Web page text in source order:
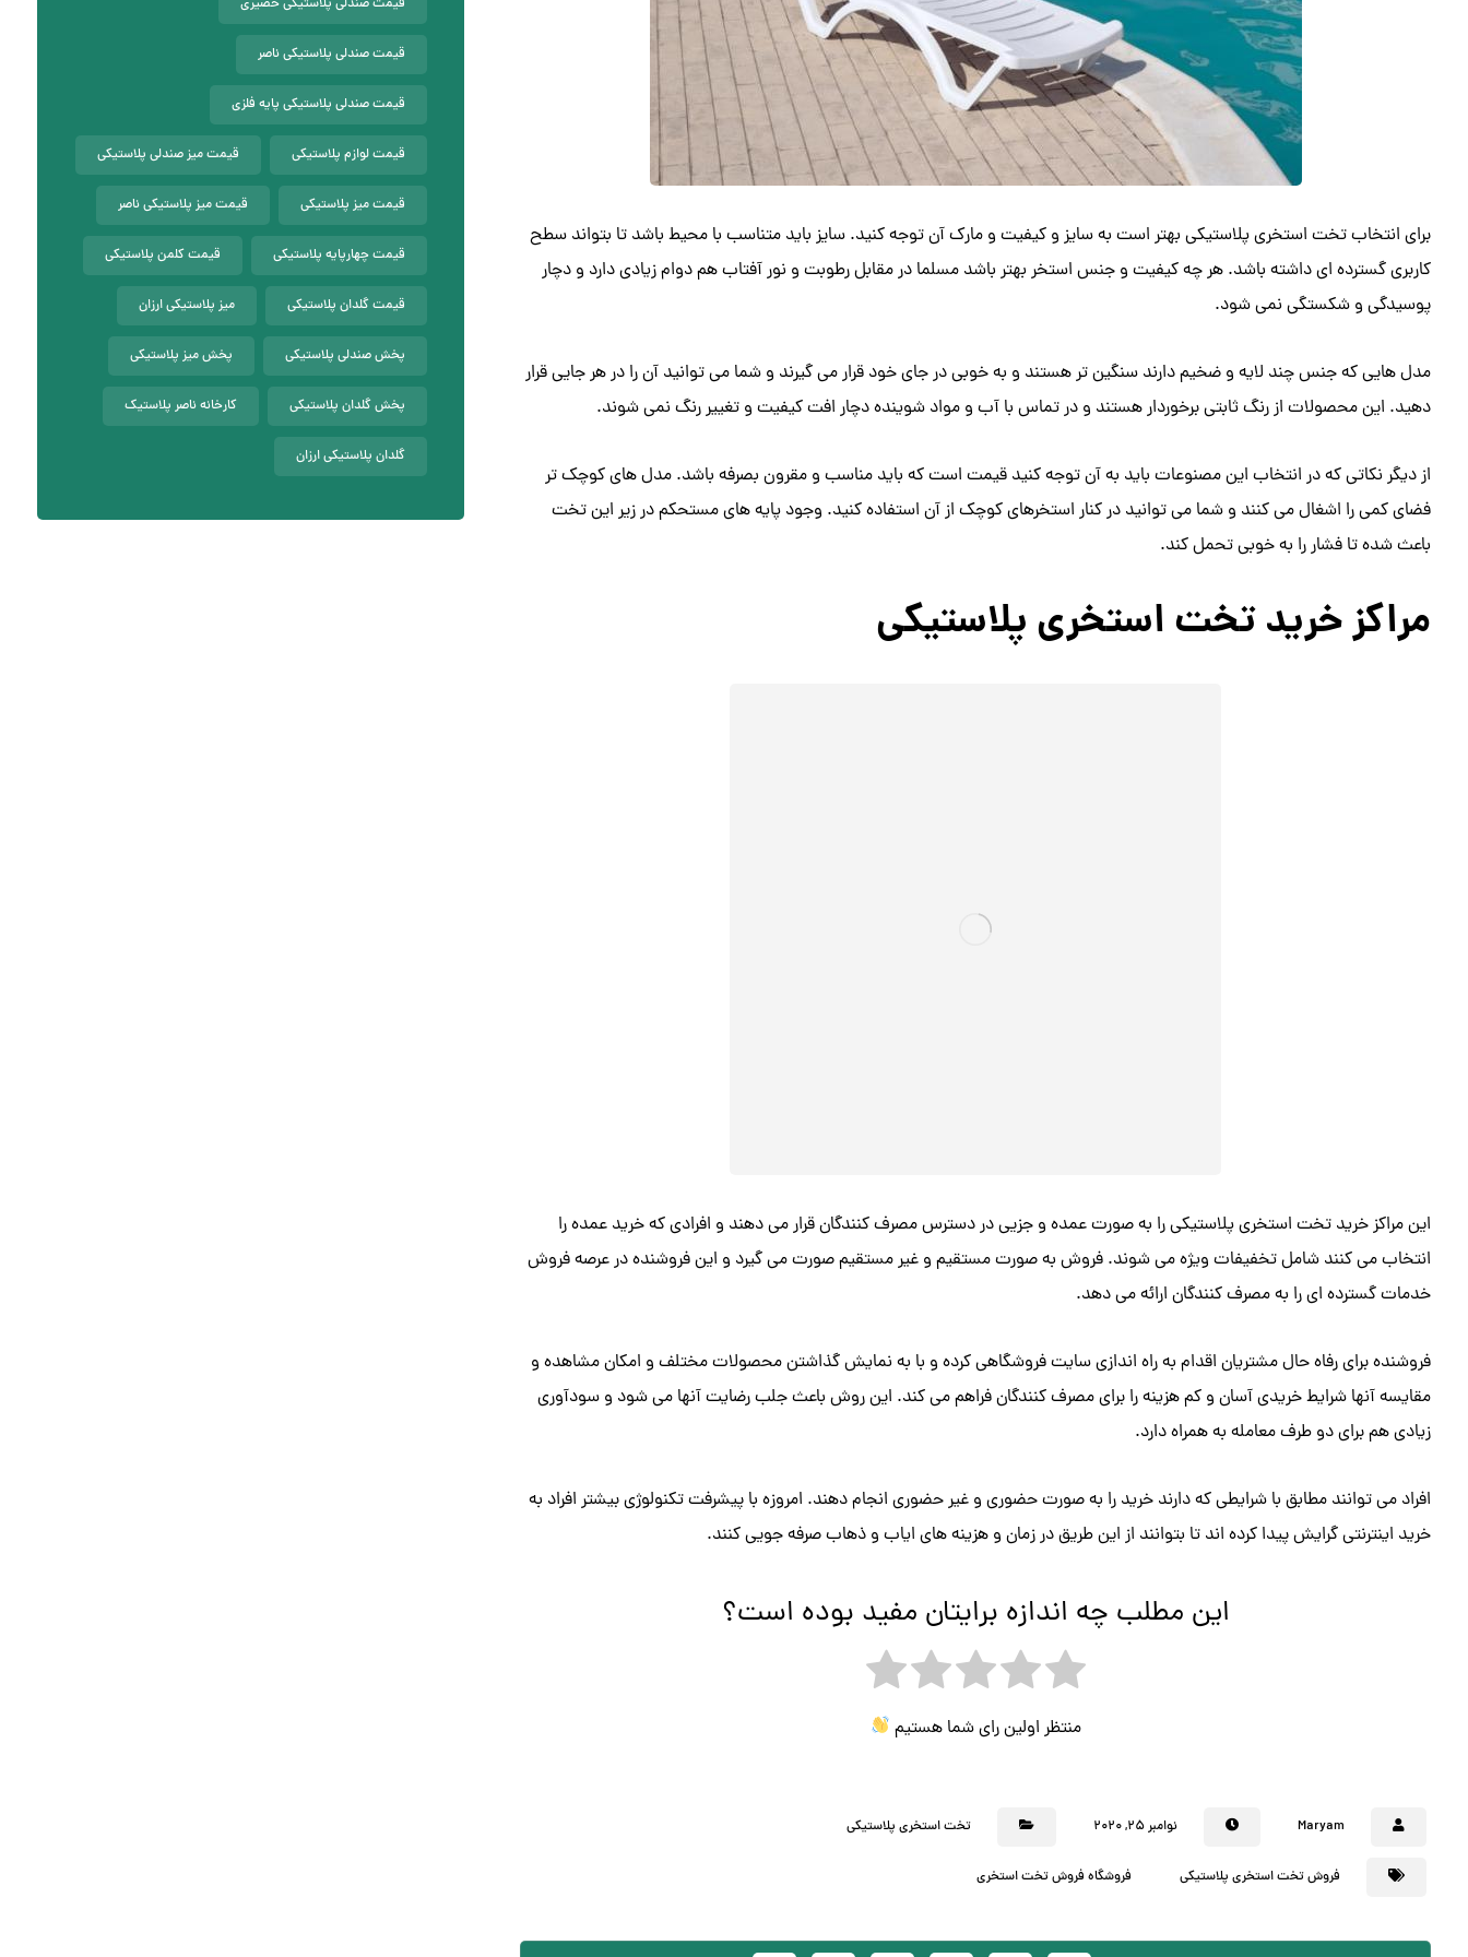
برای انتخاب تخت استخری پلاستیکی بهتر است به سایز و کیفیت و مارک آن توجه کنید. سایز باید متناسب با محیط باشد تا بتواند سطح
کاربری گسترده ای داشته باشد. هر چه کیفیت و جنس استخر بهتر باشد مسلما در مقابل رطوبت و نور آفتاب هم دوام زیادی دارد و دچار
پوسیدگی و شکستگی نمی شود.
مدل هایی که جنس چند لایه و ضخیم دارند سنگین تر هستند و به خوبی در جای خود قرار می گیرند و شما می توانید آن را در هر جایی قرار
دهید. این محصولات از رنگ ثابتی برخوردار هستند و در تماس با آب و مواد شوینده دچار افت کیفیت و تغییر رنگ نمی شوند.
از دیگر نکاتی که در انتخاب این مصنوعات باید به آن توجه کنید قیمت است که باید مناسب و مقرون بصرفه باشد. مدل های کوچک تر
فضای کمی را اشغال می کنند و شما می توانید در کنار استخرهای کوچک از آن استفاده کنید. وجود پایه های مستحکم در زیر این تخت
باعث شده تا فشار را به خوبی تحمل کند.
مراکز خرید تخت استخری پلاستیکی
این مراکز خرید تخت استخری پلاستیکی را به صورت عمده و جزیی در دسترس مصرف کنندگان قرار می دهند و افرادی که خرید عمده را
انتخاب می کنند شامل تخفیفات ویژه می شوند. فروش به صورت مستقیم و غیر مستقیم صورت می گیرد و این فروشنده در عرصه فروش
خدمات گسترده ای را به مصرف کنندگان ارائه می دهد.
فروشنده برای رفاه حال مشتریان اقدام به راه اندازی سایت فروشگاهی کرده و با به نمایش گذاشتن محصولات مختلف و امکان مشاهده و
مقایسه آنها شرایط خریدی آسان و کم هزینه را برای مصرف کنندگان فراهم می کند. این روش باعث جلب رضایت آنها می شود و سودآوری
زیادی هم برای دو طرف معامله به همراه دارد.
افراد می توانند مطابق با شرایطی که دارند خرید را به صورت حضوری و غیر حضوری انجام دهند. امروزه با پیشرفت تکنولوژی بیشتر افراد به
خرید اینترنتی گرایش پیدا کرده اند تا بتوانند از این طریق در زمان و هزینه های ایاب و ذهاب صرفه جویی کنند.
این مطلب چه اندازه برایتان مفید بوده است؟
منتظر اولین رای شما هستیم
Maryam نوامبر ۲۵, ۲۰۲۰ تخت استخری پلاستیکی
فروش تخت استخری پلاستیکی فروشگاه فروش تخت استخری
قیمت صندلی پلاستیکی حصیری
قیمت صندلی پلاستیکی ناصر
قیمت صندلی پلاستیکی پایه فلزی
قیمت لوازم پلاستیکی قیمت میز صندلی پلاستیکی
قیمت میز پلاستیکی قیمت میز پلاستیکی ناصر
قیمت چهارپایه پلاستیکی قیمت کلمن پلاستیکی
قیمت گلدان پلاستیکی میز پلاستیکی ارزان
پخش صندلی پلاستیکی پخش میز پلاستیکی
پخش گلدان پلاستیکی کارخانه ناصر پلاستیک
گلدان پلاستیکی ارزان